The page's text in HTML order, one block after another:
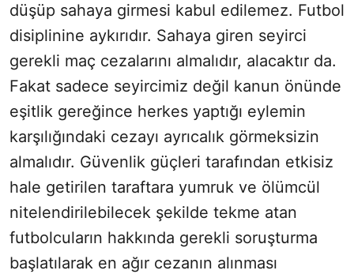
düşüp sahaya girmesi kabul edilemez. Futbol
disiplinine aykırıdır. Sahaya giren seyirci
gerekli maç cezalarını almalıdır, alacaktır da.
Fakat sadece seyircimiz değil kanun önünde
eşitlik gereğince herkes yaptığı eylemin
karşılığındaki cezayı ayrıcalık görmeksizin
almalıdır. Güvenlik güçleri tarafından etkisiz
hale getirilen taraftara yumruk ve ölümcül
nitelendirilebilecek şekilde tekme atan
futbolcuların hakkında gerekli soruşturma
başlatılarak en ağır cezanın alınması